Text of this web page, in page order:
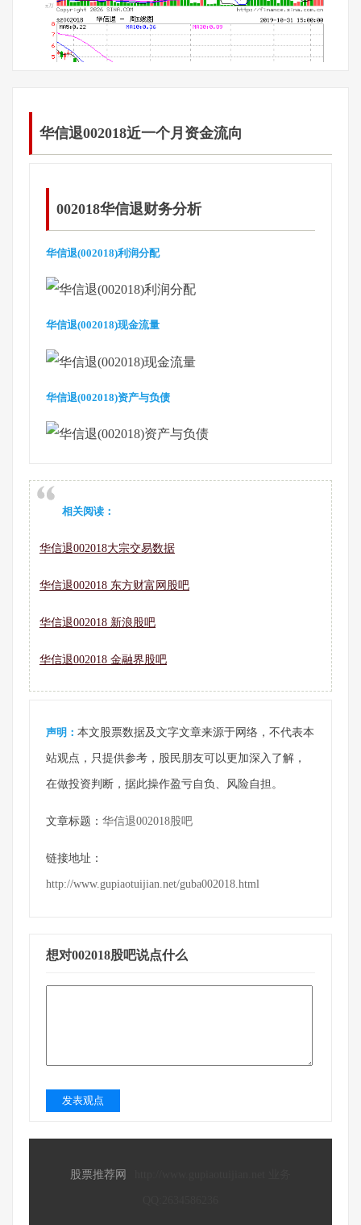
华信退002018近一个月资金流向
002018华信退财务分析
华信退(002018)利润分配
华信退(002018)现金流量
华信退(002018)资产与负债
相关阅读：
华信退002018大宗交易数据
华信退002018 东方财富网股吧
华信退002018 新浪股吧
华信退002018 金融界股吧
声明： 本文股票数据及文字文章来源于网络，不代表本
站观点，只提供参考，股民朋友可以更加深入了解，
在做投资判断，据此操作盈亏自负、风险自担。
文章标题： 华信退002018股吧
链接地址：
http://www.gupiaotuijian.net/guba002018.html
想对002018股吧说点什么
发表观点
股票推荐网